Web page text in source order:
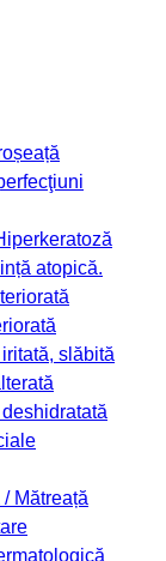
atopică.
slăbită
Mătreață